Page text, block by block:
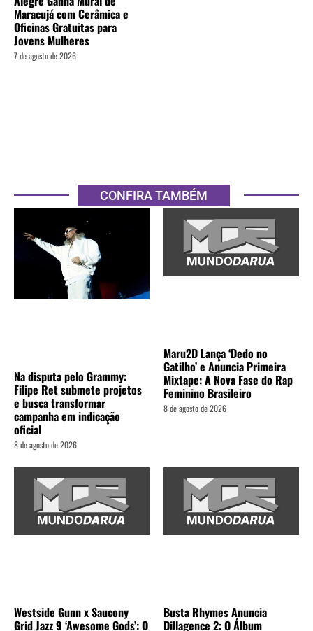
Maracujá com Cerâmica e
Oficinas Gratuitas para
Jovens Mulheres
7 de agosto de 2026
CONFIRA TAMBÉM
Na disputa pelo Grammy:
Filipe Ret submete projetos
e busca transformar
campanha em indicação
oficial
8 de agosto de 2026
Maru2D Lança ‘Dedo no
Gatilho’ e Anuncia Primeira
Mixtape: A Nova Fase do Rap
Feminino Brasileiro
8 de agosto de 2026
Westside Gunn x Saucony
Grid Jazz 9 ‘Awesome Gods’: O
Busta Rhymes Anuncia
Dillagence 2: O Álbum